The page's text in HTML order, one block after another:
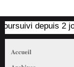
depuis 2
Accueil